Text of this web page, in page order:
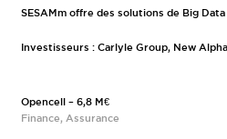
SESAMm offre des solutions de Big
Investisseurs : Carlyle Group, New
Opencell – 6,8 M€
Finance, Assurance